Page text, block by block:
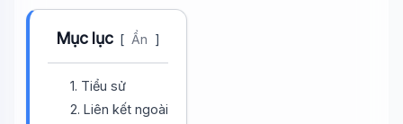
Mục lục [ Ẩn ]
1. Tiểu sử
2. Liên kết ngoài
Tôi là trợ lý AI của TuDienWiki. Hãy hỏi tôi bất kỳ điều gì